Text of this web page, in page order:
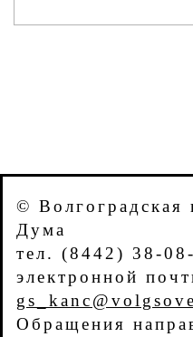
© Волгоградская
Дума
тел. (8442) 38-
электронной
Обращения